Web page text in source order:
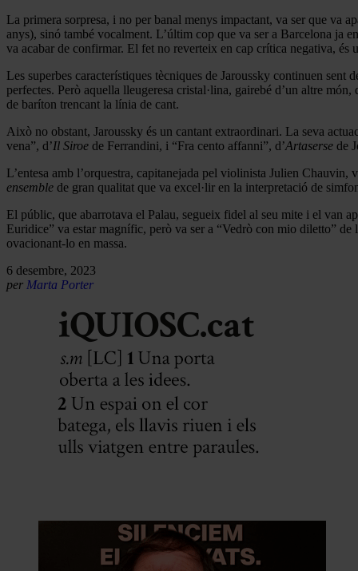
La primera sorpresa, i no per banal menys impactant, va ser que va
anys), sinó també vocalment. L’últim cop que va ser a Barcelona ja
va acabar de confirmar. El fet no reverteix en cap crítica negativa,
Les superbes característiques tècniques de Jaroussky continuen
perfectes. Però aquella lleugeresa cristal·lina, gairebé d’un altre món,
de baríton trencant la línia de cant.
Això no obstant, Jaroussky és un cantant extraordinari. La seva
vena”, d’Il Siroe de Ferrandini, i “Fra cento affanni”, d’Artaserse de
L’entesa amb l’orquestra, capitanejada pel violinista Julien
ensemble de gran qualitat que va excel·lir en la interpretació de
El públic, que abarrotava el Palau, segueix fidel al seu mite i el van
Euridice” va estar magnífic, però va ser a “Vedrò con mio diletto” de
ovacionant-lo en massa.
6 desembre, 2023
per Marta Porter